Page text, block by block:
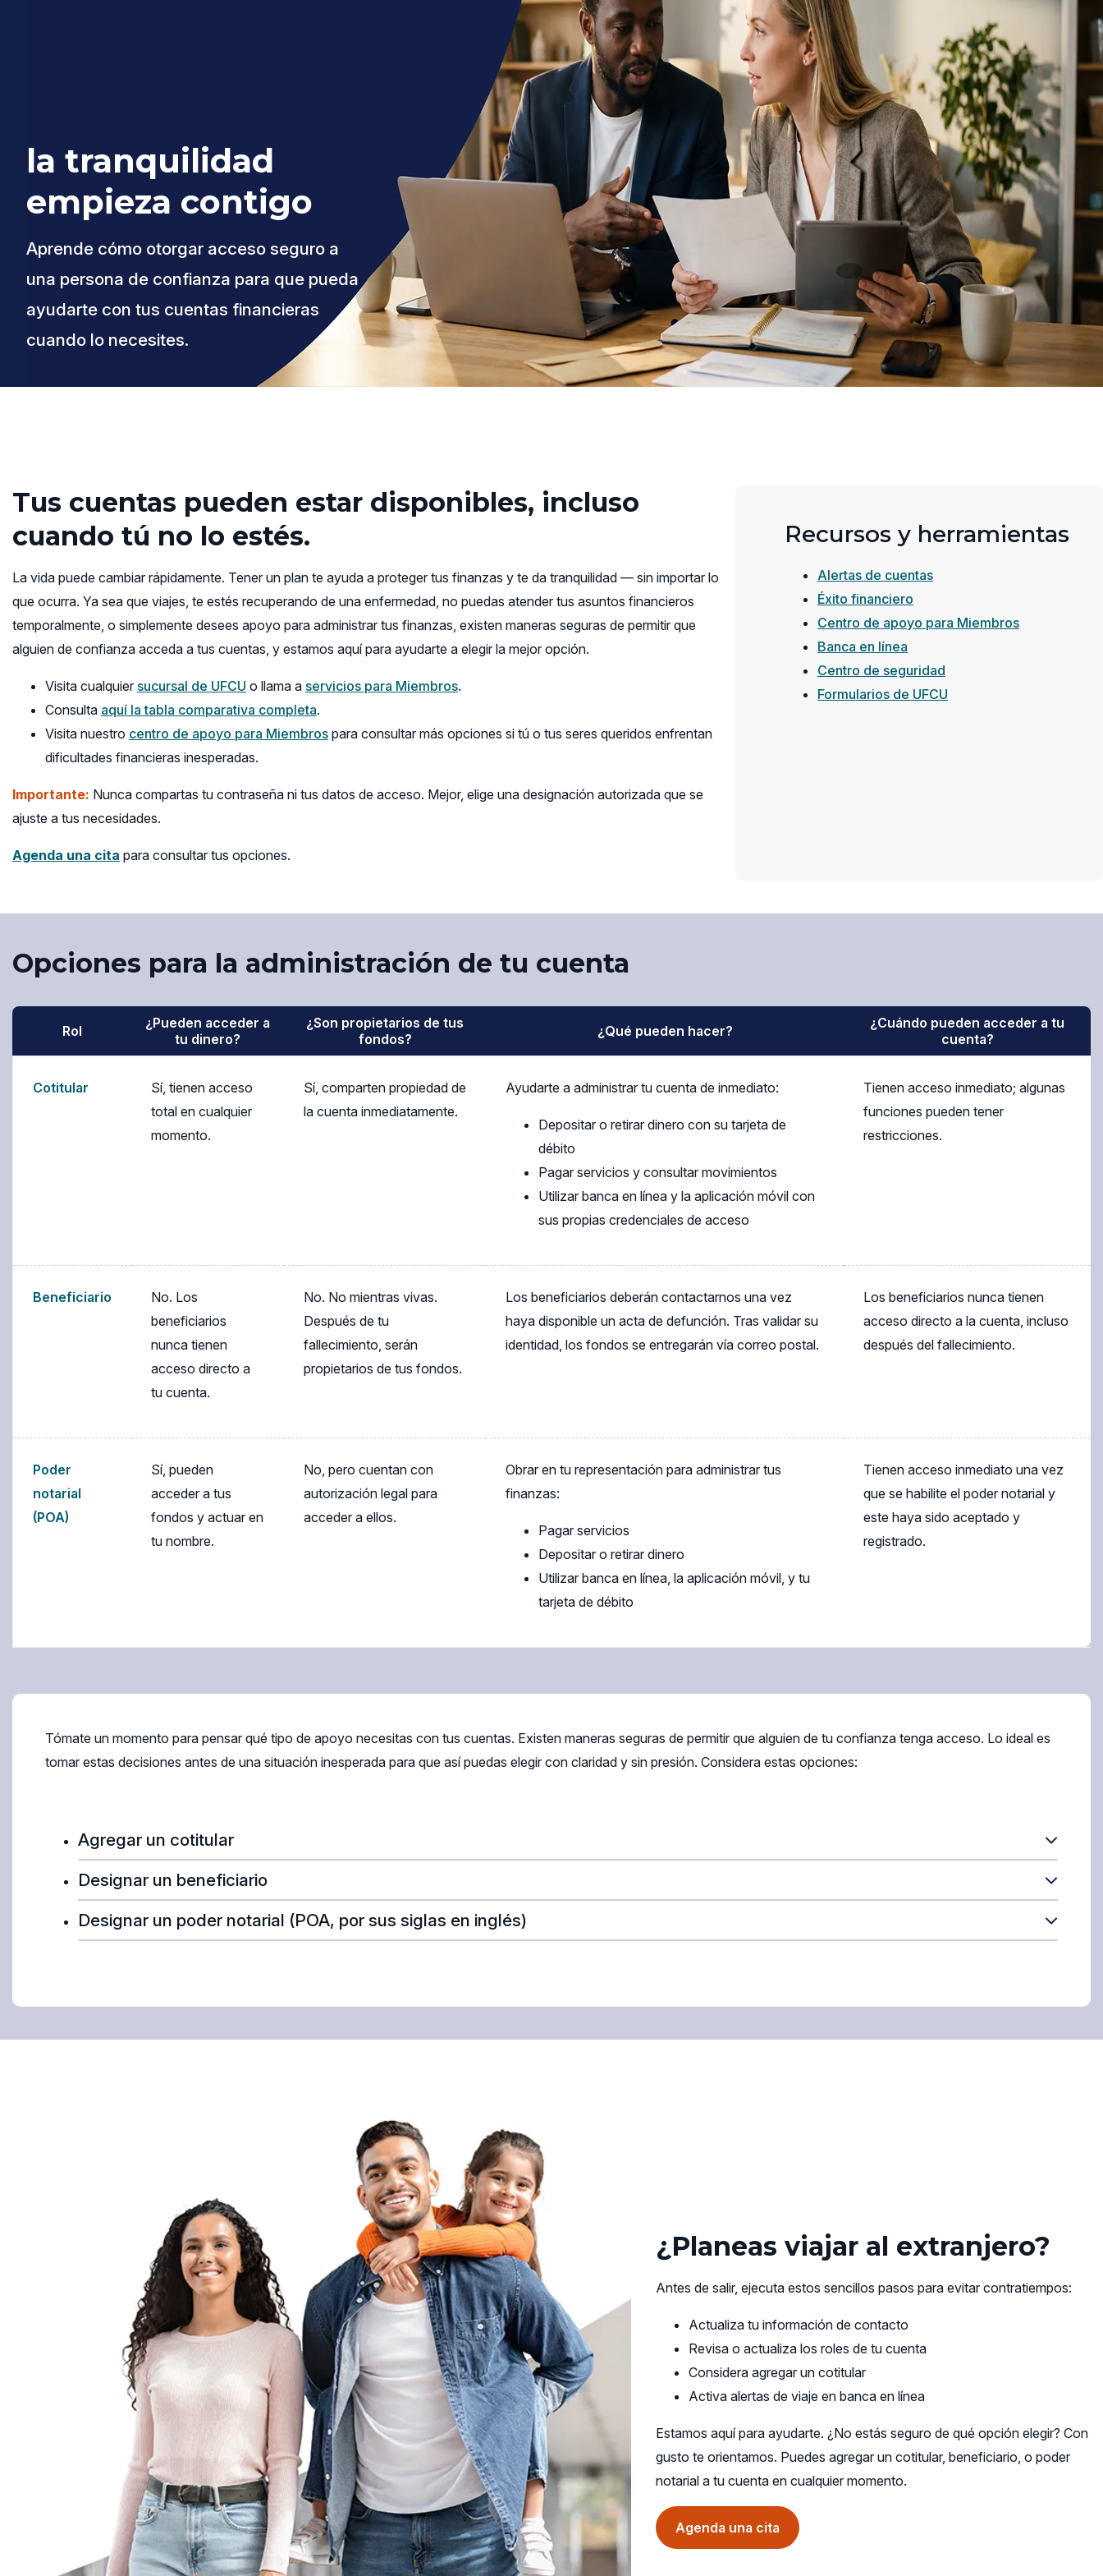
la tranquilidad
empieza contigo
Aprende cómo otorgar acceso seguro a
una persona de confianza para que pueda
ayudarte con tus cuentas financieras
cuando lo necesites.
Tus cuentas pueden estar disponibles, incluso
cuando tú no lo estés.
La vida puede cambiar rápidamente. Tener un plan te ayuda a proteger tus finanzas y te da tranquilidad — sin importar lo
que ocurra. Ya sea que viajes, te estés recuperando de una enfermedad, no puedas atender tus asuntos financieros
temporalmente, o simplemente desees apoyo para administrar tus finanzas, existen maneras seguras de permitir que
alguien de confianza acceda a tus cuentas, y estamos aquí para ayudarte a elegir la mejor opción.
Visita cualquier sucursal de UFCU o llama a servicios para Miembros.
Consulta aquí la tabla comparativa completa(opens
in
window)
.
Visita nuestro centro de apoyo para Miembros para consultar más opciones si tú o tus seres queridos enfrentan
dificultades financieras inesperadas.
Importante: Nunca compartas tu contraseña ni tus datos de acceso. Mejor, elige una designación autorizada que se
ajuste a tus necesidades.
Agenda una cita (opens
para consultar tus opciones.
Recursos y herramientas
Alertas de cuentas
Éxito financiero
Centro de apoyo para Miembros
Banca en línea
Centro de seguridad
Formularios de UFCU
Opciones para la administración de tu cuenta
Rol
¿Pueden acceder a
tu dinero?
¿Son propietarios de tus
fondos?
¿Qué pueden hacer?
¿Cuándo pueden acceder a tu
cuenta?
Cotitular
Sí, tienen acceso
total en cualquier
momento.
Sí, comparten propiedad de
la cuenta inmediatamente.
Ayudarte a administrar tu cuenta de inmediato:
Depositar o retirar dinero con su tarjeta de
débito
Pagar servicios y consultar movimientos
Utilizar banca en línea y la aplicación móvil con
sus propias credenciales de acceso
Tienen acceso inmediato; algunas
funciones pueden tener
restricciones.
Beneficiario
No. Los
beneficiarios
nunca tienen
acceso directo a
tu cuenta.
No. No mientras vivas.
Después de tu
fallecimiento, serán
propietarios de tus fondos.
Los beneficiarios deberán contactarnos una vez
haya disponible un acta de defunción. Tras validar su
identidad, los fondos se entregarán vía correo postal.
Los beneficiarios nunca tienen
acceso directo a la cuenta, incluso
después del fallecimiento.
Poder
notarial
(POA)
Sí, pueden
acceder a tus
fondos y actuar en
tu nombre.
No, pero cuentan con
autorización legal para
acceder a ellos.
Obrar en tu representación para administrar tus
finanzas:
Pagar servicios
Depositar o retirar dinero
Utilizar banca en línea, la aplicación móvil, y tu
tarjeta de débito
Tienen acceso inmediato una vez
que se habilite el poder notarial y
este haya sido aceptado y
registrado.
Tómate un momento para pensar qué tipo de apoyo necesitas con tus cuentas. Existen maneras seguras de permitir que alguien de tu confianza tenga acceso. Lo ideal es
tomar estas decisiones antes de una situación inesperada para que así puedas elegir con claridad y sin presión. Considera estas opciones:
Agregar un cotitular
Designar un beneficiario
Designar un poder notarial (POA, por sus siglas en inglés)
¿Planeas viajar al extranjero?
Antes de salir, ejecuta estos sencillos pasos para evitar contratiempos:
Actualiza tu información de contacto
Revisa o actualiza los roles de tu cuenta
Considera agregar un cotitular
Activa alertas de viaje en banca en línea
Estamos aquí para ayudarte. ¿No estás seguro de qué opción elegir? Con
gusto te orientamos. Puedes agregar un cotitular, beneficiario, o poder
notarial a tu cuenta en cualquier momento.
Agenda una cita (opens
in